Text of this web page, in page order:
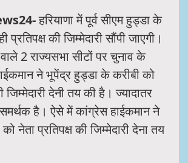
हरियाणा में पूर्व सीएम हुड्डा के
प्रतिपक्ष की जिम्मेदारी सौंपी जाएगी।
2 राज्यसभा सीटों पर चुनाव के
ने भूपेंद्र हुड्डा के करीबी को
जिम्मेदारी देनी तय की है। ज्यादातर
है। ऐसे में कांग्रेस हाईकमान ने
नेता प्रतिपक्ष की जिम्मेदारी देना तय